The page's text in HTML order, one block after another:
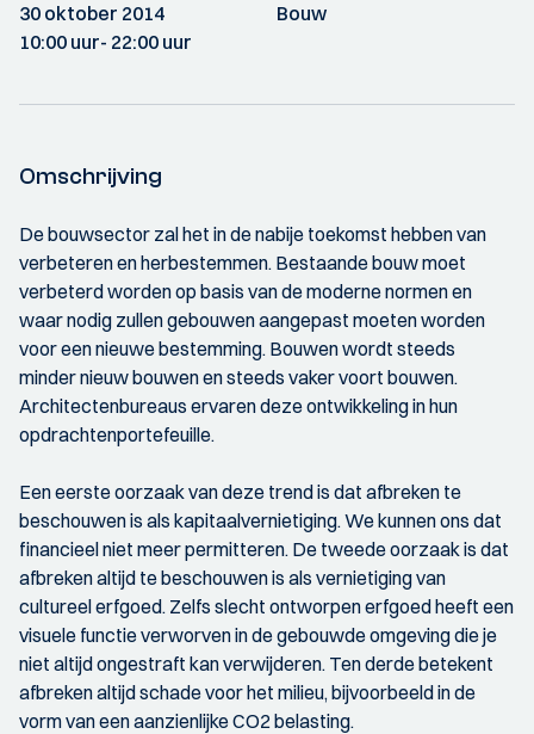
30 oktober 2014
10:00 uur- 22:00 uur
Bouw
Omschrijving
De bouwsector zal het in de nabije toekomst hebben van
verbeteren en herbestemmen. Bestaande bouw moet
verbeterd worden op basis van de moderne normen en
waar nodig zullen gebouwen aangepast moeten worden
voor een nieuwe bestemming. Bouwen wordt steeds
minder nieuw bouwen en steeds vaker voort bouwen.
Architectenbureaus ervaren deze ontwikkeling in hun
opdrachtenportefeuille.
Een eerste oorzaak van deze trend is dat afbreken te
beschouwen is als kapitaalvernietiging. We kunnen ons dat
financieel niet meer permitteren. De tweede oorzaak is dat
afbreken altijd te beschouwen is als vernietiging van
cultureel erfgoed. Zelfs slecht ontworpen erfgoed heeft een
visuele functie verworven in de gebouwde omgeving die je
niet altijd ongestraft kan verwijderen. Ten derde betekent
afbreken altijd schade voor het milieu, bijvoorbeeld in de
vorm van een aanzienlijke CO2 belasting.